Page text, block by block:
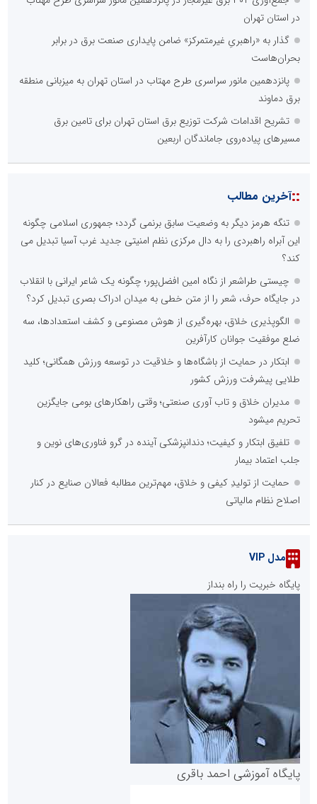
در استان تهران
گذار به «راهبریِ غیرمتمرکز» ضامن پایداری صنعت برق در برابر
بحران‌هاست
پانزدهمین مانور سراسری طرح مهتاب در استان تهران به میزبانی منطقه
برق دماوند
تشریح اقدامات شرکت توزیع برق استان تهران برای تامین برق
مسیرهای پیاده‌روی جاماندگان اربعین
::آخرین مطالب
تنگه هرمز دیگر به وضعیت سابق برنمی گردد؛ جمهوری اسلامی چگونه
این آبراه راهبردی را به دال مرکزی نظم امنیتی جدید غرب آسیا تبدیل می
کند؟
چیستی طراشعر از نگاه امین افضل‌پور؛ چگونه یک شاعر ایرانی با انقلاب
در جایگاه حرف، شعر را از متن خطی به میدان ادراک بصری تبدیل کرد؟
الگوپذیری خلاق، بهره‌گیری از هوش مصنوعی و کشف استعدادها، سه
ضلع موفقیت جوانان کارآفرین
ابتکار در حمایت از باشگاه‌ها و خلاقیت در توسعه ورزش همگانی؛ کلید
طلایی پیشرفت ورزش کشور
مدیران خلاق و تاب آوری صنعتی؛ وقتی راهکارهای بومی جایگزین
تحریم میشود
تلفیق ابتکار و کیفیت؛ دندانپزشکی آینده در گرو فناوری‌های نوین و
جلب اعتماد بیمار
حمایت از تولیدِ کیفی و خلاق، مهم‌ترین مطالبه فعالان صنایع در کنار
اصلاح نظام مالیاتی
مدل VIP
پایگاه خبریت را راه بنداز
پایگاه آموزشی احمد باقری